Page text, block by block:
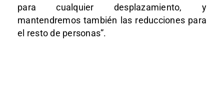
para cualquier desplazamiento, y
mantendremos también las reducciones para
el resto de personas”.